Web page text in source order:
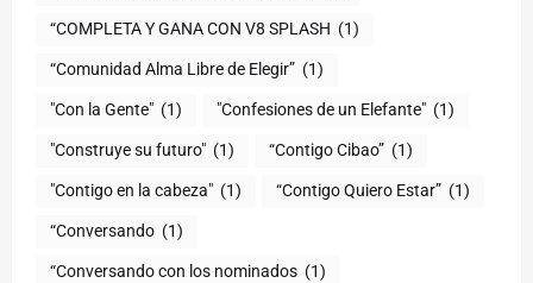
“COMPLETA Y GANA CON V8 SPLASH (1)
“Comunidad Alma Libre de Elegir” (1)
"Con la Gente" (1) "Confesiones de un Elefante" (1)
"Construye su futuro" (1) “Contigo Cibao” (1)
"Contigo en la cabeza" (1) “Contigo Quiero Estar” (1)
“Conversando (1)
“Conversando con los nominados (1)